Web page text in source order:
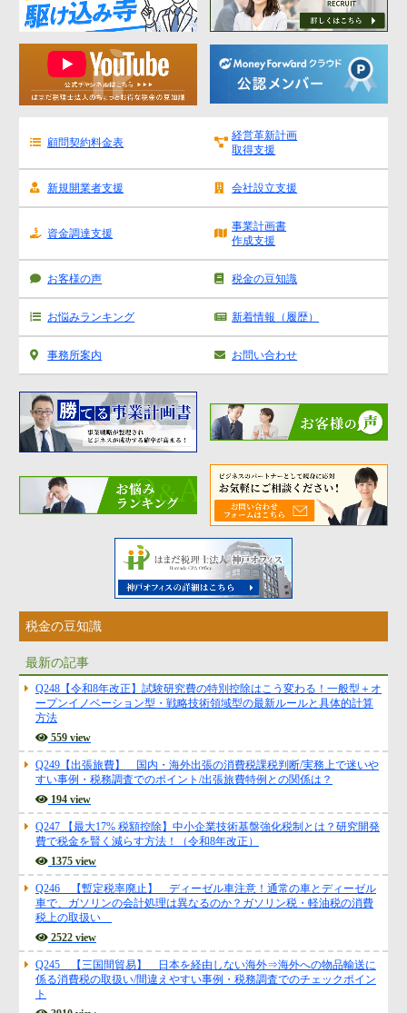
採用情報
税金の豆知識
消費税
顧問契約料金表
経営革新計画
取得支援
新規開業者支援 会社設立支援
資金調達支援
事業計画書
作成支援
お客様の声 税金の豆知識
お悩みランキング 新着情報（履歴）
事務所案内 お問い合わせ
税金の豆知識
最新の記事
Q248【令和8年改正】試験研究費の特別控除はこう変わる！一般型＋オ
ープンイノベーション型・戦略技術領域型の最新ルールと具体的計算
方法
559 view
Q249【出張旅費】 国内・海外出張の消費税課税判断/実務上で迷いや
すい事例・税務調査でのポイント/出張旅費特例との関係は？
194 view
Q247 【最大17% 税額控除】中小企業技術基盤強化税制とは？研究開発
費で税金を賢く減らす方法！（令和8年改正）
1375 view
Q246 【暫定税率廃止】 ディーゼル車注意！通常の車とディーゼル
車で、ガソリンの会計処理は異なるのか？ガソリン税・軽油税の消費
税上の取扱い
2522 view
Q245 【三国間貿易】 日本を経由しない海外⇒海外への物品輸送に
係る消費税の取扱い/間違えやすい事例・税務調査でのチェックポイン
ト